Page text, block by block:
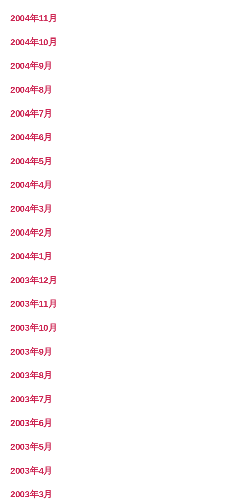
2004年11月
2004年10月
2004年9月
2004年8月
2004年7月
2004年6月
2004年5月
2004年4月
2004年3月
2004年2月
2004年1月
2003年12月
2003年11月
2003年10月
2003年9月
2003年8月
2003年7月
2003年6月
2003年5月
2003年4月
2003年3月